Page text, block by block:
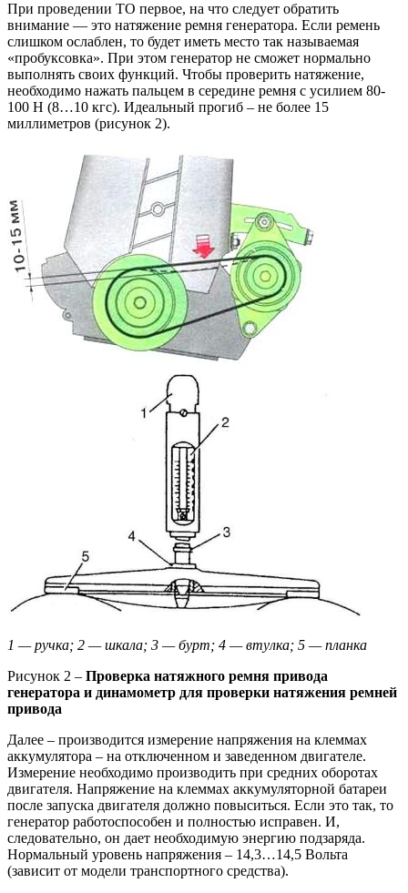
При проведении ТО первое, на что следует обратить
внимание — это натяжение ремня генератора. Если ремень
слишком ослаблен, то будет иметь место так называемая
«пробуксовка». При этом генератор не сможет нормально
выполнять своих функций. Чтобы проверить натяжение,
необходимо нажать пальцем в середине ремня с усилием 80-
100 Н (8…10 кгс). Идеальный прогиб – не более 15
миллиметров (рисунок 2).
1 — ручка; 2 — шкала; 3 — бурт; 4 — втулка; 5 — планка
Рисунок 2 – Проверка натяжного ремня привода
генератора и динамометр для проверки натяжения ремней
привода
Далее – производится измерение напряжения на клеммах
аккумулятора – на отключенном и заведенном двигателе.
Измерение необходимо производить при средних оборотах
двигателя. Напряжение на клеммах аккумуляторной батареи
после запуска двигателя должно повыситься. Если это так, то
генератор работоспособен и полностью исправен. И,
следовательно, он дает необходимую энергию подзаряда.
Нормальный уровень напряжения – 14,3…14,5 Вольта
(зависит от модели транспортного средства).